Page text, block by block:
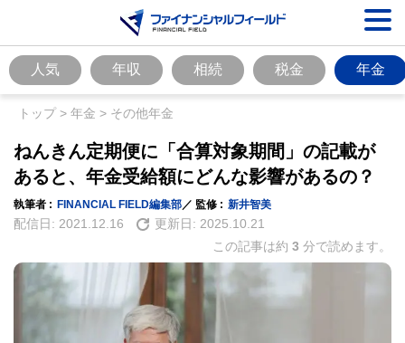
人気 年収 相続 税金 年金
トップ> 年金 > その他年金
ねんきん定期便に「合算対象期間」の記載が
あると、年金受給額にどんな影響があるの？
執筆者 : FINANCIAL FIELD編集部 ／ 監修 : 新井智美
配信日: 2021.12.16 更新日: 2025.10.21
この記事は約 3 分で読めます。